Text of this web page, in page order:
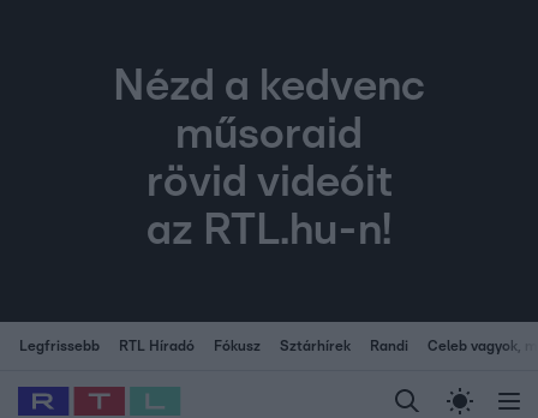
Nézd a kedvenc
műsoraid
rövid videóit
az RTL.hu-n!
Legfrissebb RTL Híradó Fókusz Sztárhírek Randi Celeb vagyok,